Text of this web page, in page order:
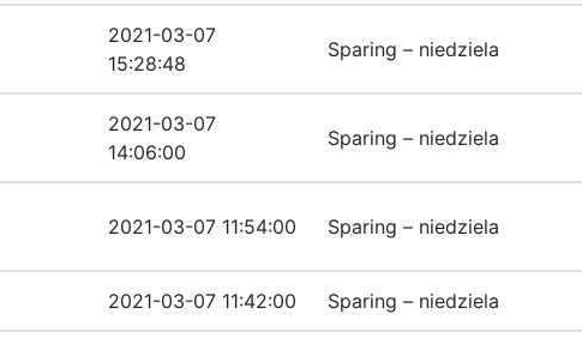
2021-03-07
15:28:48
Sparing – niedziela
2021-03-07
14:06:00
Sparing – niedziela
2021-03-07 11:54:00 Sparing – niedziela
2021-03-07 11:42:00 Sparing – niedziela